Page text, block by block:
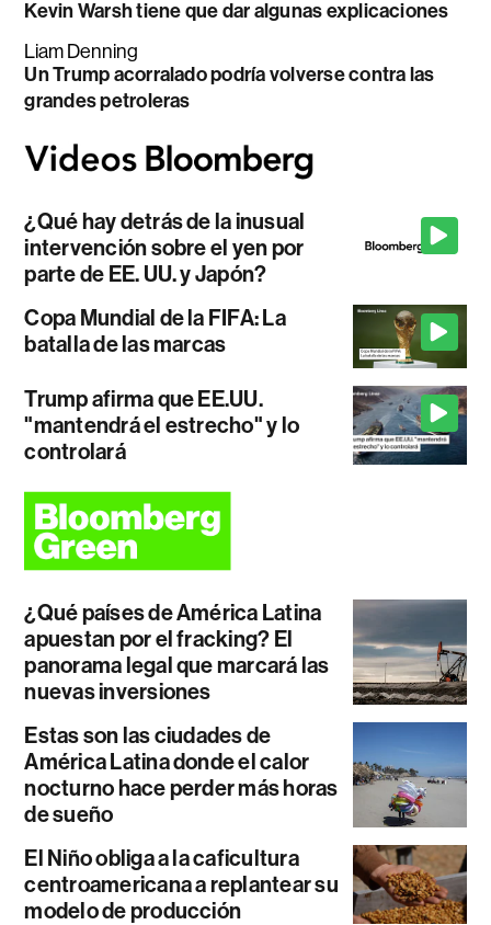
Kevin Warsh tiene que dar algunas explicaciones
Liam Denning
Un Trump acorralado podría volverse contra las
grandes petroleras
¿Qué hay detrás de la inusual
intervención sobre el yen por
parte de EE. UU. y Japón?
Copa Mundial de la FIFA: La
batalla de las marcas
Trump afirma que EE.UU.
"mantendrá el estrecho" y lo
controlará
¿Qué países de América Latina
apuestan por el fracking? El
panorama legal que marcará las
nuevas inversiones
Estas son las ciudades de
América Latina donde el calor
nocturno hace perder más horas
de sueño
El Niño obliga a la caficultura
centroamericana a replantear su
modelo de producción